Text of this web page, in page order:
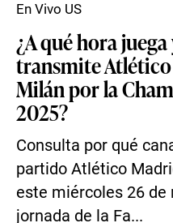
¿A qué hora
transmite
Milán por la
2025?
Consulta por qué
partido Atlético
este miércoles 26
jornada de la Fa...
En Vivo US